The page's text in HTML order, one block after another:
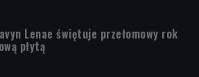
Lenae świętuje przełomowy rok
płytą